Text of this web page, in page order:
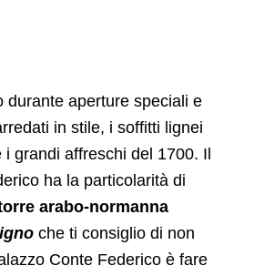
durante aperture speciali e
in stile, i soffitti lignei
grandi affreschi del 1700. Il
ha la particolarità di
arabo-normanna
che ti consiglio di non
Conte Federico è fare